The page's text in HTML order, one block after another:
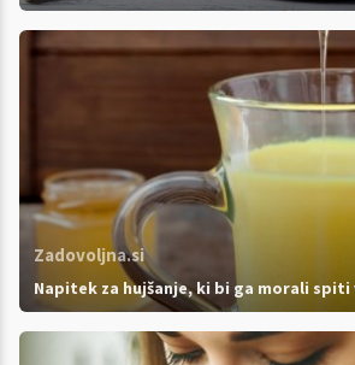
Zadovoljna.si
Napitek za hujšanje, ki bi ga morali